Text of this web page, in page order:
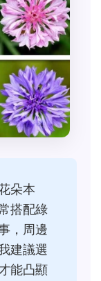
朵本
搭配綠
，周邊
建議選
能凸顯